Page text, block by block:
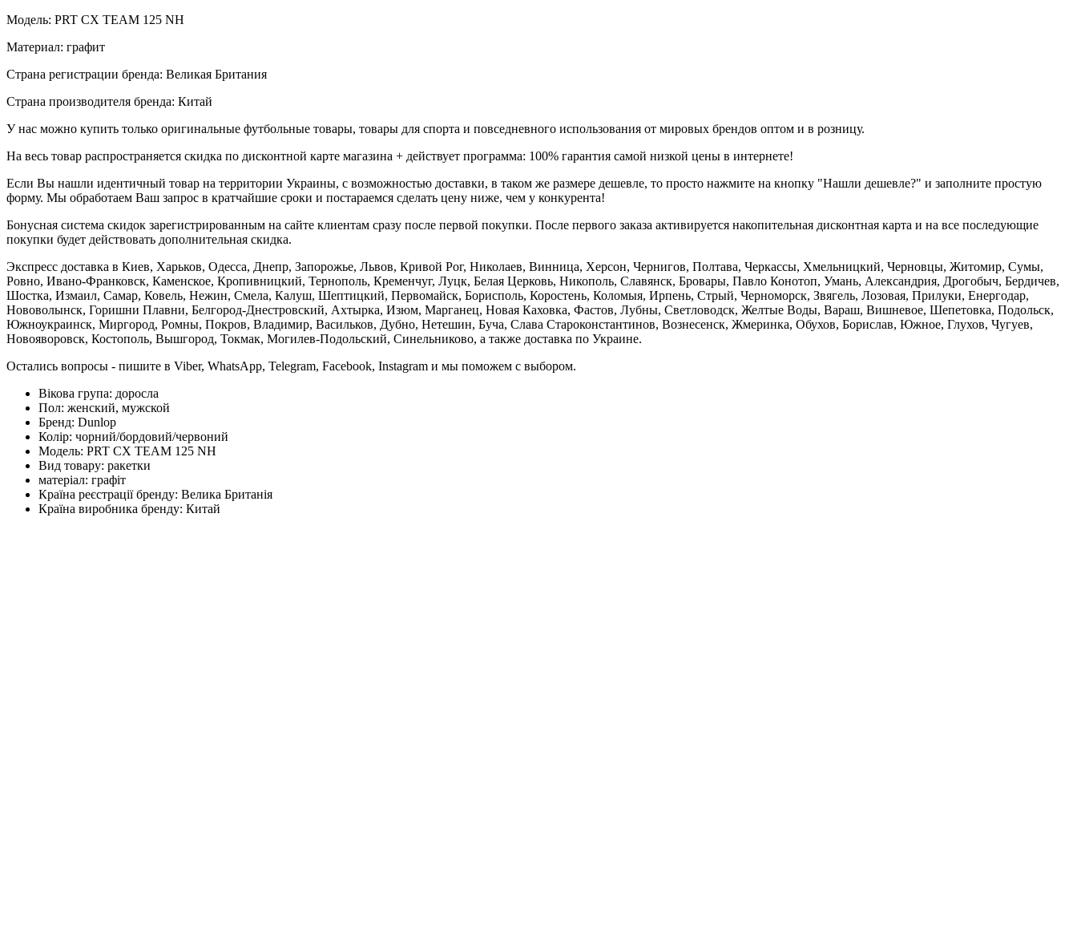
Модель: PRT CX TEAM 125 NH
Материал: графит
Страна регистрации бренда: Великая Британия
Страна производителя бренда: Китай
У нас можно купить только оригинальные футбольные товары, товары для спорта и повседневного использования от мировых брендов оптом и в розницу.
На весь товар распространяется скидка по дисконтной карте магазина + действует программа: 100% гарантия самой низкой цены в интернете!
Если Вы нашли идентичный товар на территории Украины, с возможностью доставки, в таком же размере дешевле, то просто нажмите на кнопку "Нашли дешевле?" и заполните простую
форму. Мы обработаем Ваш запрос в кратчайшие сроки и постараемся сделать цену ниже, чем у конкурента!
Бонусная система скидок зарегистрированным на сайте клиентам сразу после первой покупки. После первого заказа активируется накопительная дисконтная карта и на все последующие
покупки будет действовать дополнительная скидка.
Экспресс доставка в Киев, Харьков, Одесса, Днепр, Запорожье, Львов, Кривой Рог, Николаев, Винница, Херсон, Чернигов, Полтава, Черкассы, Хмельницкий, Черновцы, Житомир, Сумы,
Ровно, Ивано-Франковск, Каменское, Кропивницкий, Тернополь, Кременчуг, Луцк, Белая Церковь, Никополь, Славянск, Бровары, Павло Конотоп, Умань, Александрия, Дрогобыч, Бердичев,
Шостка, Измаил, Самар, Ковель, Нежин, Смела, Калуш, Шептицкий, Первомайск, Борисполь, Коростень, Коломыя, Ирпень, Стрый, Черноморск, Звягель, Лозовая, Прилуки, Енергодар,
Нововолынск, Горишни Плавни, Белгород-Днестровский, Ахтырка, Изюм, Марганец, Новая Каховка, Фастов, Лубны, Светловодск, Желтые Воды, Вараш, Вишневое, Шепетовка, Подольск,
Южноукраинск, Миргород, Ромны, Покров, Владимир, Васильков, Дубно, Нетешин, Буча, Слава Староконстантинов, Вознесенск, Жмеринка, Обухов, Борислав, Южное, Глухов, Чугуев,
Новояворовск, Костополь, Вышгород, Токмак, Могилев-Подольский, Синельниково, а также доставка по Украине.
Остались вопросы - пишите в Viber, WhatsApp, Telegram, Facebook, Instagram и мы поможем с выбором.
Вікова група: доросла
Пол: женский, мужской
Бренд: Dunlop
Колір: чорний/бордовий/червоний
Модель: PRT CX TEAM 125 NH
Вид товару: ракетки
матеріал: графіт
Країна реєстрації бренду: Велика Британія
Країна виробника бренду: Китай